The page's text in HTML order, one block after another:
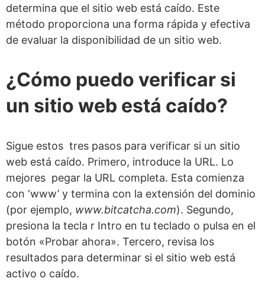
determina que el sitio web está caído. Este
método proporciona una forma rápida y efectiva
de evaluar la disponibilidad de un sitio web.
¿Cómo puedo verificar si
un sitio web está caído?
Sigue estos tres pasos para verificar si un sitio
web está caído. Primero, introduce la URL. Lo
mejores pegar la URL completa. Esta comienza
con ‘www’ y termina con la extensión del dominio
(por ejemplo, www.bitcatcha.com). Segundo,
presiona la tecla r Intro en tu teclado o pulsa en el
botón «Probar ahora». Tercero, revisa los
resultados para determinar si el sitio web está
activo o caído.